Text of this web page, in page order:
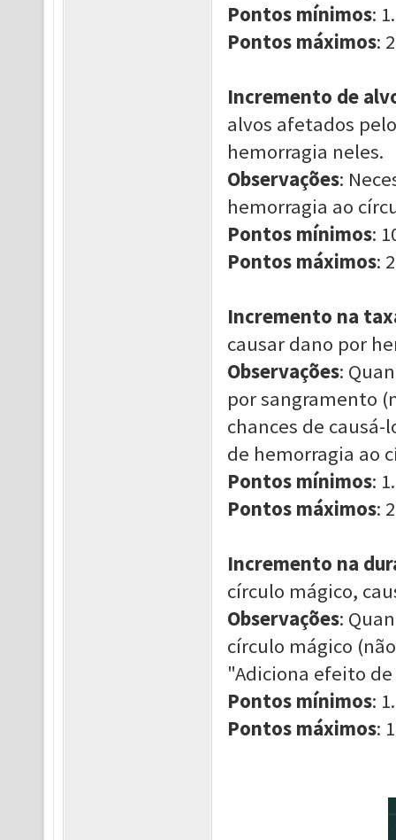
Pontos mínimos: 1.
Pontos máximos:
Incremento de
alvos afetados
hemorragia neles.
Observações:
hemorragia ao
Pontos mínimos:
Pontos máximos:
Incremento na
causar dano por
Observações:
por sangramento
chances de
de hemorragia ao
Pontos mínimos: 1.
Pontos máximos:
Incremento na
círculo mágico,
Observações:
círculo mágico
"Adiciona efeito
Pontos mínimos: 1.
Pontos máximos: